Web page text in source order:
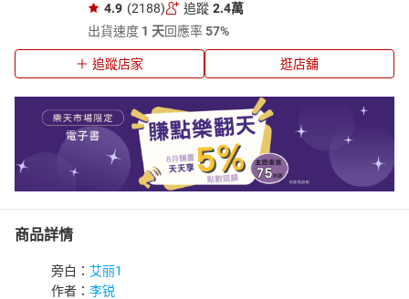
4.9 (2188) 追蹤 2.4萬
出貨速度 1 天回應率57%
追蹤店家 逛店舖
商品詳情
旁白： 艾丽1
作者： 李锐